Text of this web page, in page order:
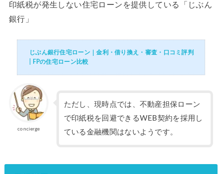
印紙税が発生しない住宅ローンを提供している「じぶん
銀行」
じぶん銀行住宅ローン｜金利・借り換え・審査・口コミ評判
| FPの住宅ローン比較
concierge
ただし、現時点では、不動産担保ローン
で印紙税を回避できるWEB契約を採用し
ている金融機関はないようです。